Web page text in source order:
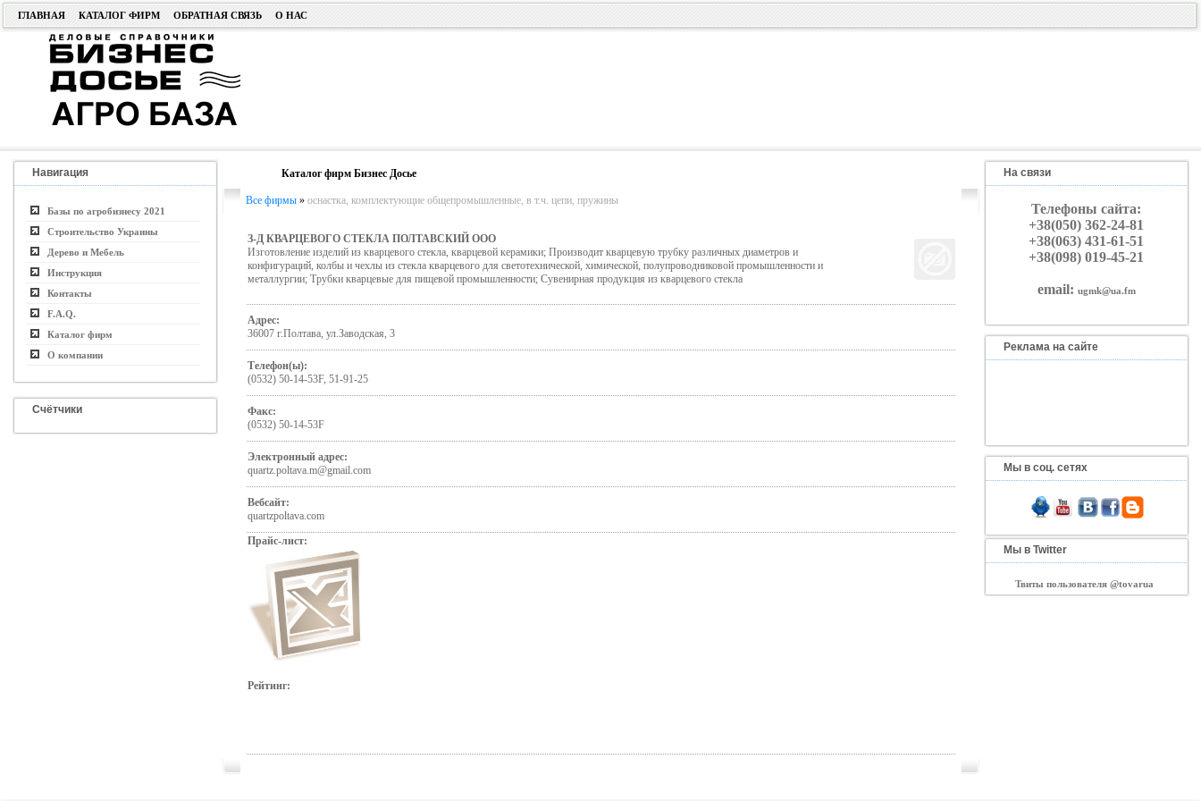
ГЛАВНАЯ КАТАЛОГ ФИРМ ОБРАТНАЯ СВЯЗЬ О НАС
Навигация
Базы по агробизнесу 2021
Строительство Украины
Дерево и Мебель
Инструкция
Контакты
F.A.Q.
Каталог фирм
О компании
Счётчики
Каталог фирм Бизнес Досье
Все фирмы» оснастка, комплектующие общепромышленные, в т.ч. цепи, пружины
З-Д КВАРЦЕВОГО СТЕКЛА ПОЛТАВСКИЙ ООО
Изготовление изделий из кварцевого стекла, кварцевой керамики; Производит кварцевую трубку различных диаметров и
конфигураций, колбы и чехлы из стекла кварцевого для светотехнической, химической, полупроводниковой промышленности и
металлургии; Трубки кварцевые для пищевой промышленности; Сувенирная продукция из кварцевого стекла
Адрес:
36007 г.Полтава, ул.Заводская, 3
Телефон(ы):
(0532) 50-14-53F, 51-91-25
Факс:
(0532) 50-14-53F
Электронный адрес:
quartz.poltava.m@gmail.com
Вебсайт:
quartzpoltava.com
Прайс-лист:
Рейтинг:
На связи
Телефоны сайта:
+38(050) 362-24-81
+38(063) 431-61-51
+38(098) 019-45-21
email: ugmk@ua.fm
Реклама на сайте
Мы в соц. сетях
Мы в Twitter
Твиты пользователя @tovarua